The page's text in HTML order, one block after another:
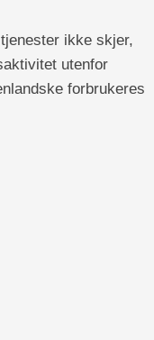
ikke skjer,
utenfor
forbrukeres